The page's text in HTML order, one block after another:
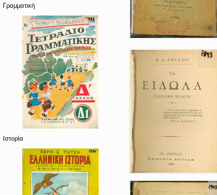
Γραμματική
Ιστορία